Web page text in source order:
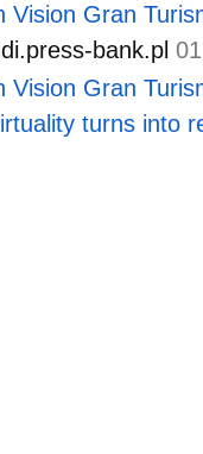
Vision Gran
bank.pl
Vision Gran
turns into